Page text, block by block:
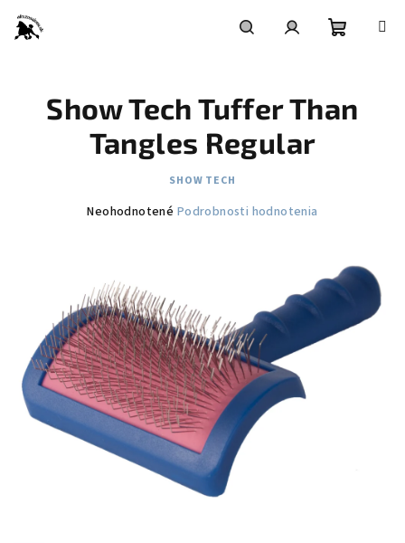
obsah
košík
Show Tech Tuffer Than
Tangles Regular
SHOW TECH
Priemerné
0,0
z
5
hviezdičiek.
Neohodnotené Podrobnosti hodnotenia